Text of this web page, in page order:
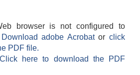
browser is not configured to
Download adobe Acrobatorclick
PDF file.
Click here to download the PDF